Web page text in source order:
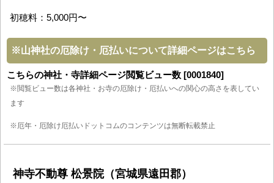
初穂料：5,000円〜
※山神社の厄除け・厄払いについて詳細ページはこちら
こちらの神社・寺詳細ページ閲覧ビュー数 [0001840]
※閲覧ビュー数は各神社・お寺の厄除け・厄払いへの関心の高さを表してい
ます
※厄年・厄除け厄払いドットコムのコンテンツは無断転載禁止
神寺不動尊 松景院（宮城県遠田郡）